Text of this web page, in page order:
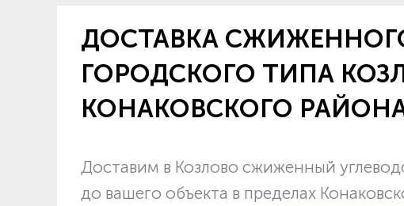
ДОСТАВКА
ГОРОДСКОГО ТИПА
КОНАКОВСКОГО
Доставим в Козлово сжиженный
до вашего объекта в пределах